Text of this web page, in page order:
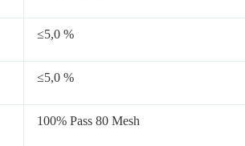
≤5,0 %
≤5,0 %
100% Pass 80 Mesh